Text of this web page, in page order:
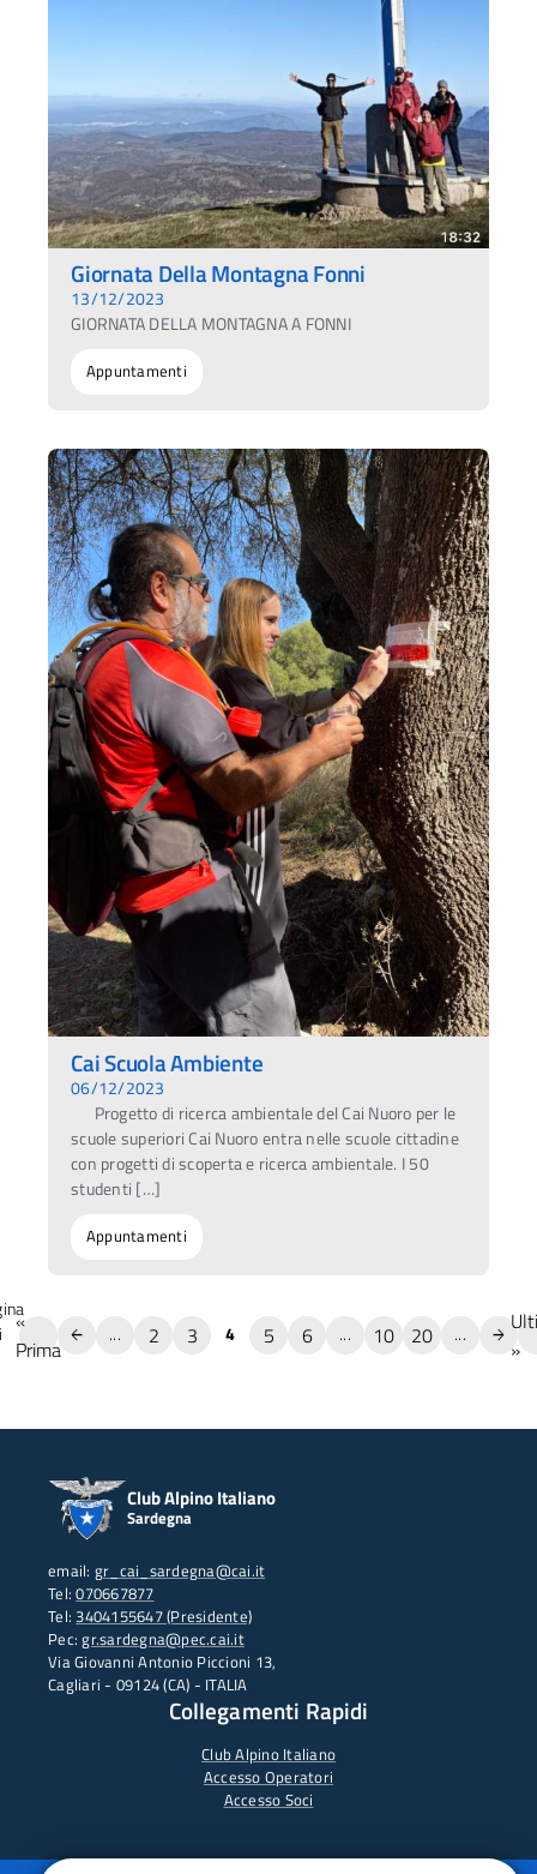
Giornata Della Montagna Fonni
13/12/2023
GIORNATA DELLA MONTAGNA A FONNI
Appuntamenti
Cai Scuola Ambiente
06/12/2023
Progetto di ricerca ambientale del Cai Nuoro per le
scuole superiori Cai Nuoro entra nelle scuole cittadine
con progetti di scoperta e ricerca ambientale. I 50
studenti […]
Appuntamenti
«
Prima
... 2 3 4 5 6 ... 10 20 ...
»
Club Alpino Italiano
Sardegna
email: gr_cai_sardegna@cai.it
Tel:070667877
Tel:3404155647 (Presidente)
Pec:gr.sardegna@pec.cai.it
Via Giovanni Antonio Piccioni 13,
Cagliari - 09124 (CA) - ITALIA
Collegamenti Rapidi
Club Alpino Italiano
Accesso Operatori
Accesso Soci